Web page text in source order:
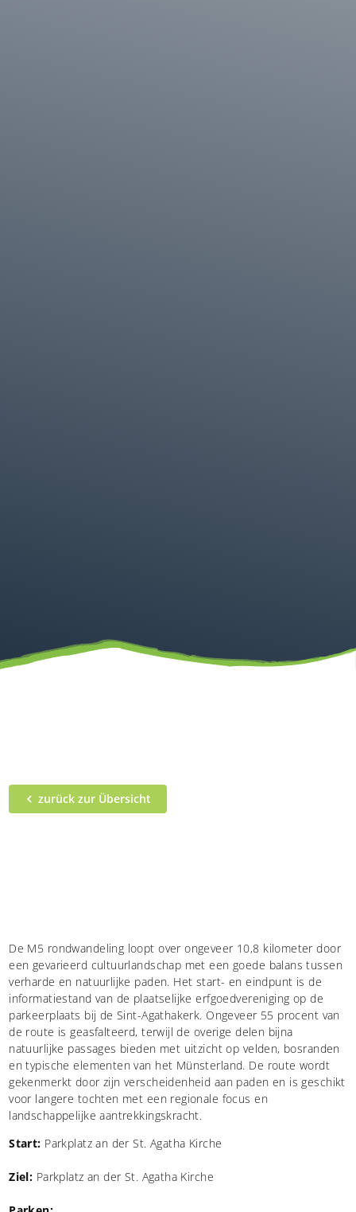
zurück zur Übersicht
De M5 rondwandeling loopt over ongeveer 10,8 kilometer door
een gevarieerd cultuurlandschap met een goede balans tussen
verharde en natuurlijke paden. Het start- en eindpunt is de
informatiestand van de plaatselijke erfgoedvereniging op de
parkeerplaats bij de Sint-Agathakerk. Ongeveer 55 procent van
de route is geasfalteerd, terwijl de overige delen bijna
natuurlijke passages bieden met uitzicht op velden, bosranden
en typische elementen van het Münsterland. De route wordt
gekenmerkt door zijn verscheidenheid aan paden en is geschikt
voor langere tochten met een regionale focus en
landschappelijke aantrekkingskracht.
Start: Parkplatz an der St. Agatha Kirche
Ziel: Parkplatz an der St. Agatha Kirche